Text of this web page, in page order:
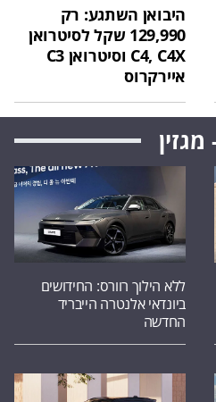
היבואן השתגע: רק
129,990 שקל לסיטרואן
C4, C4X וסיטרואן C3
איירקרוס
ללא הילוך רוורס: החידושים
ביונדאי אלנטרה הייבריד
החדשה